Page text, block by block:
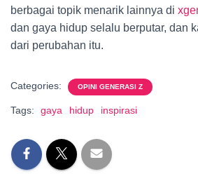
berbagai topik menarik lainnya di
dan gaya hidup selalu berputar, dan
dari perubahan itu.
Categories: OPINI GENERASI Z
Tags: gaya hidup inspirasi